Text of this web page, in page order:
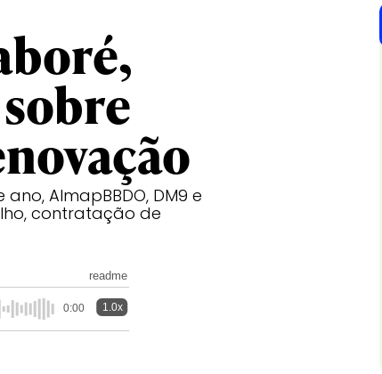
AlmapBBDO, DM9 e
contratação de
readme
0:00 1.0x